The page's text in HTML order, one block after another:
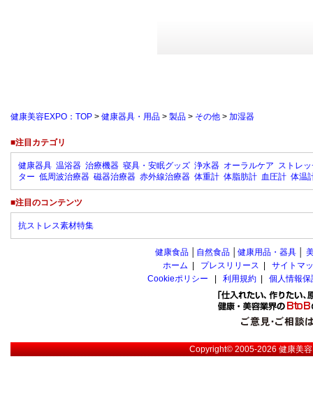
健康美容EXPO：TOP > 健康器具・用品 > 製品 > その他 > 加湿器
■注目カテゴリ
健康器具 温浴器 治療機器 寝具・安眠グッズ 浄水器 オーラルケア ストレ
ター 低周波治療器 磁器治療器 赤外線治療器 体重計 体脂肪計 血圧計 体温
■注目のコンテンツ
抗ストレス素材特集
健康食品 自然食品 健康用品・器具
ホーム
プレスリリース
サイトマ
Cookieポリシー
利用規約 個人情報
Copyright© 2005-2026健康美